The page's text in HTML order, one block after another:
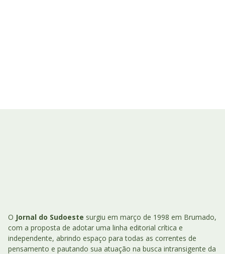
O Jornal do Sudoeste surgiu em março de 1998 em Brumado,
com a proposta de adotar uma linha editorial crítica e
independente, abrindo espaço para todas as correntes de
pensamento e pautando sua atuação na busca intransigente da